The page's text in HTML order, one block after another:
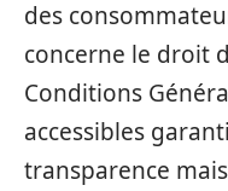
des
concerne le droit
Conditions
accessibles
transparence